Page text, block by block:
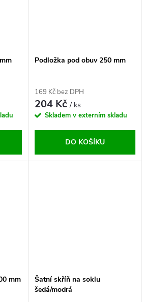
Podložka pod obuv 250 mm
169 Kč bez DPH
204 Kč/ ks
Skladem v externím skladu
DO KOŠÍKU
mm
Šatní skříň na soklu
šedá/modrá